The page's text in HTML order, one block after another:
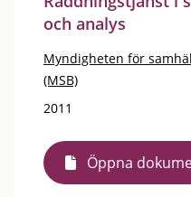
och analys
Myndigheten för
(MSB)
2011
Öppna